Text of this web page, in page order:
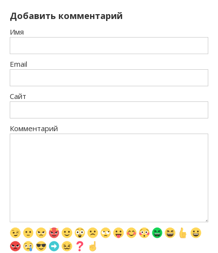
Добавить комментарий
Имя
Email
Сайт
Комментарий